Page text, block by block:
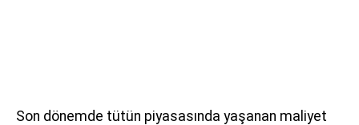
Son dönemde tütün piyasasında yaşanan maliyet